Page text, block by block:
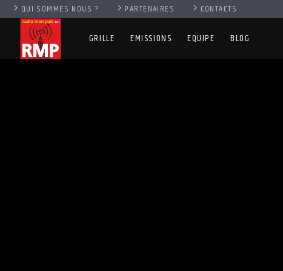
QUI SOMMES NOUS ? PARTENAIRES CONTACTS
GRILLE EMISSIONS EQUIPE BLOG